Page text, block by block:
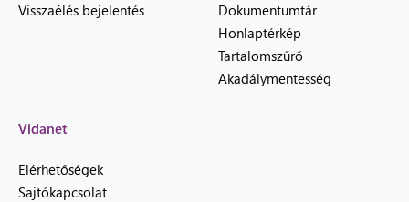
Visszaélés bejelentés
Dokumentumtár
Honlaptérkép
Tartalomszűrő
Akadálymentesség
Vidanet
Elérhetőségek
Sajtókapcsolat